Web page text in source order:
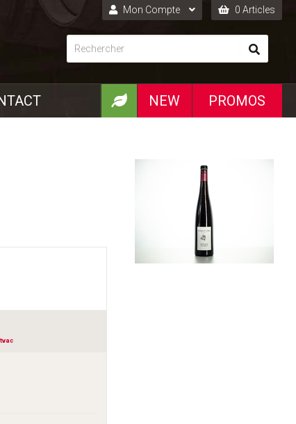
Mon Compte
Connexion
Inscription
0 Articles
PROMOS
NEW
tvac